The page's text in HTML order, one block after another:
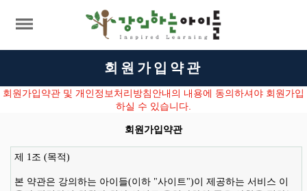
회원가입약관
회원가입약관 및 개인정보처리방침안내의 내용에 동의하셔야 회원가입
하실 수 있습니다.
회원가입약관